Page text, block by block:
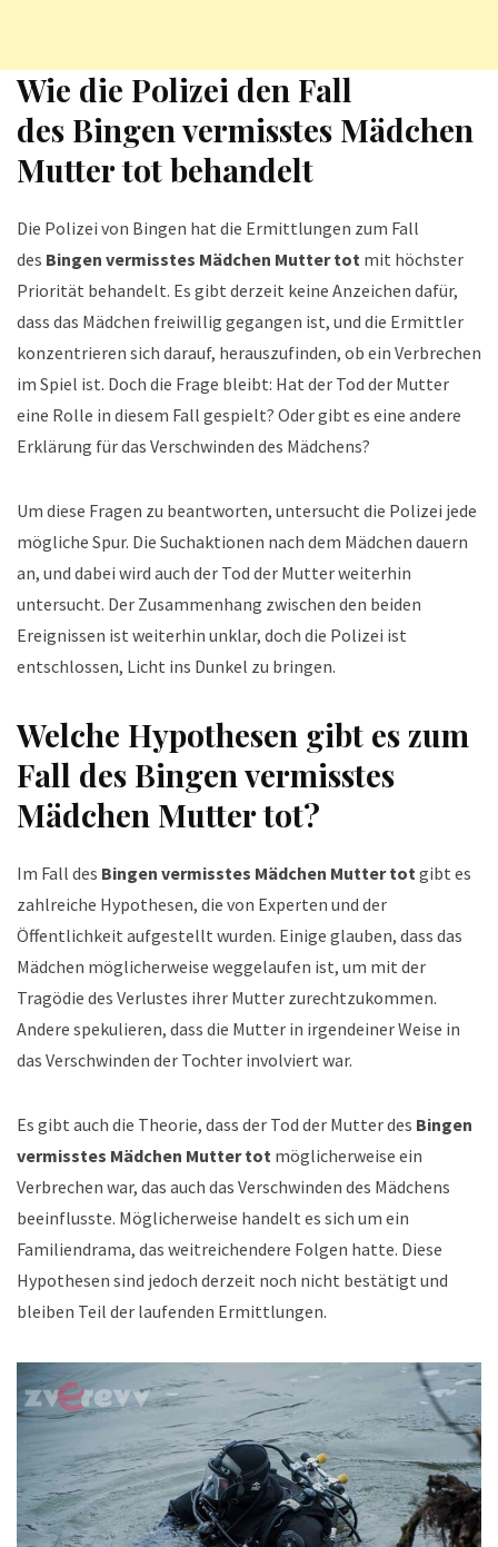
Wie die Polizei den Fall
des Bingen vermisstes Mädchen
Mutter totbehandelt
Die Polizei von Bingen hat die Ermittlungen zum Fall
des Bingen vermisstes Mädchen Mutter tot mit höchster
Priorität behandelt. Es gibt derzeit keine Anzeichen dafür,
dass das Mädchen freiwillig gegangen ist, und die Ermittler
konzentrieren sich darauf, herauszufinden, ob ein Verbrechen
im Spiel ist. Doch die Frage bleibt: Hat der Tod der Mutter
eine Rolle in diesem Fall gespielt? Oder gibt es eine andere
Erklärung für das Verschwinden des Mädchens?
Um diese Fragen zu beantworten, untersucht die Polizei jede
mögliche Spur. Die Suchaktionen nach dem Mädchen dauern
an, und dabei wird auch der Tod der Mutter weiterhin
untersucht. Der Zusammenhang zwischen den beiden
Ereignissen ist weiterhin unklar, doch die Polizei ist
entschlossen, Licht ins Dunkel zu bringen.
Welche Hypothesen gibt es zum
Fall des Bingen vermisstes
Mädchen Mutter tot?
Im Fall des Bingen vermisstes Mädchen Mutter tot gibt es
zahlreiche Hypothesen, die von Experten und der
Öffentlichkeit aufgestellt wurden. Einige glauben, dass das
Mädchen möglicherweise weggelaufen ist, um mit der
Tragödie des Verlustes ihrer Mutter zurechtzukommen.
Andere spekulieren, dass die Mutter in irgendeiner Weise in
das Verschwinden der Tochter involviert war.
Es gibt auch die Theorie, dass der Tod der Mutter des Bingen
vermisstes Mädchen Mutter tot möglicherweise ein
Verbrechen war, das auch das Verschwinden des Mädchens
beeinflusste. Möglicherweise handelt es sich um ein
Familiendrama, das weitreichendere Folgen hatte. Diese
Hypothesen sind jedoch derzeit noch nicht bestätigt und
bleiben Teil der laufenden Ermittlungen.